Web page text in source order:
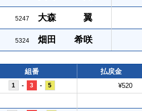
5247 大森 翼
5324 畑田 希咲
組番 払戻金
1 - 3 - 5 ¥520